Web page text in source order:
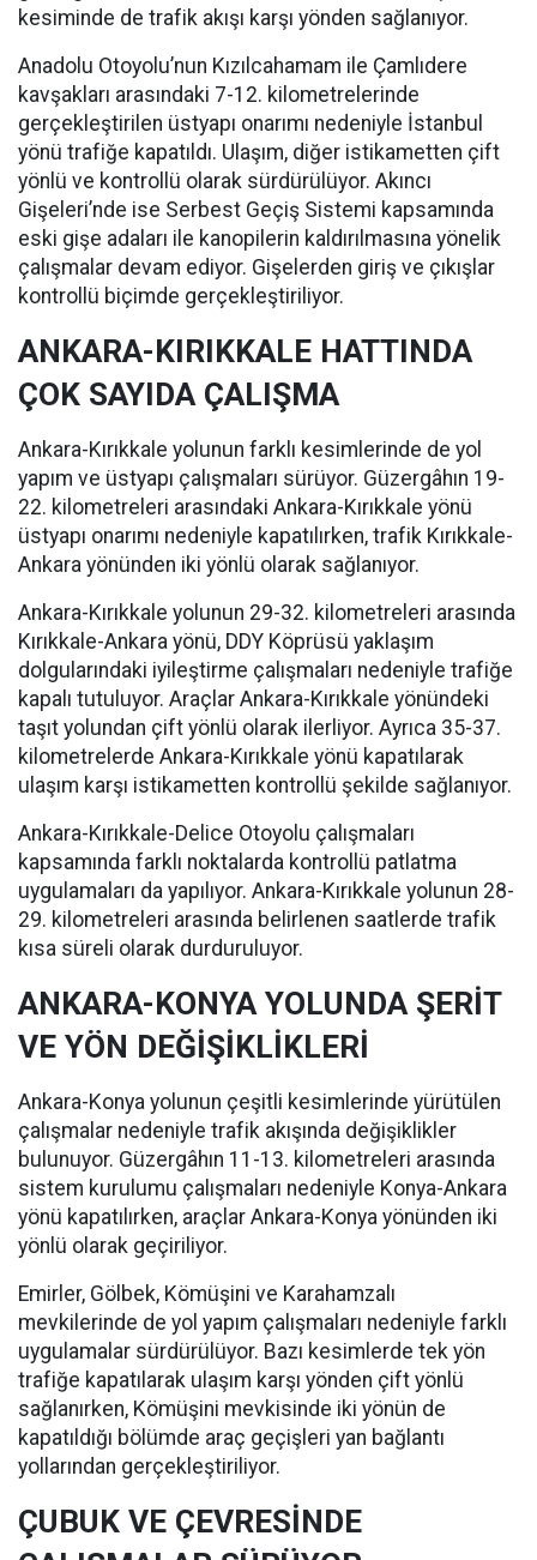
kesiminde de trafik akışı karşı yönden sağlanıyor.
Anadolu Otoyolu’nun Kızılcahamam ile Çamlıdere
kavşakları arasındaki 7-12. kilometrelerinde
gerçekleştirilen üstyapı onarımı nedeniyle İstanbul
yönü trafiğe kapatıldı. Ulaşım, diğer istikametten çift
yönlü ve kontrollü olarak sürdürülüyor. Akıncı
Gişeleri’nde ise Serbest Geçiş Sistemi kapsamında
eski gişe adaları ile kanopilerin kaldırılmasına yönelik
çalışmalar devam ediyor. Gişelerden giriş ve çıkışlar
kontrollü biçimde gerçekleştiriliyor.
ANKARA-KIRIKKALE HATTINDA
ÇOK SAYIDA ÇALIŞMA
Ankara-Kırıkkale yolunun farklı kesimlerinde de yol
yapım ve üstyapı çalışmaları sürüyor. Güzergâhın 19-
22. kilometreleri arasındaki Ankara-Kırıkkale yönü
üstyapı onarımı nedeniyle kapatılırken, trafik Kırıkkale-
Ankara yönünden iki yönlü olarak sağlanıyor.
Ankara-Kırıkkale yolunun 29-32. kilometreleri arasında
Kırıkkale-Ankara yönü, DDY Köprüsü yaklaşım
dolgularındaki iyileştirme çalışmaları nedeniyle trafiğe
kapalı tutuluyor. Araçlar Ankara-Kırıkkale yönündeki
taşıt yolundan çift yönlü olarak ilerliyor. Ayrıca 35-37.
kilometrelerde Ankara-Kırıkkale yönü kapatılarak
ulaşım karşı istikametten kontrollü şekilde sağlanıyor.
Ankara-Kırıkkale-Delice Otoyolu çalışmaları
kapsamında farklı noktalarda kontrollü patlatma
uygulamaları da yapılıyor. Ankara-Kırıkkale yolunun 28-
29. kilometreleri arasında belirlenen saatlerde trafik
kısa süreli olarak durduruluyor.
ANKARA-KONYA YOLUNDA ŞERİT
VE YÖN DEĞİŞİKLİKLERİ
Ankara-Konya yolunun çeşitli kesimlerinde yürütülen
çalışmalar nedeniyle trafik akışında değişiklikler
bulunuyor. Güzergâhın 11-13. kilometreleri arasında
sistem kurulumu çalışmaları nedeniyle Konya-Ankara
yönü kapatılırken, araçlar Ankara-Konya yönünden iki
yönlü olarak geçiriliyor.
Emirler, Gölbek, Kömüşini ve Karahamzalı
mevkilerinde de yol yapım çalışmaları nedeniyle farklı
uygulamalar sürdürülüyor. Bazı kesimlerde tek yön
trafiğe kapatılarak ulaşım karşı yönden çift yönlü
sağlanırken, Kömüşini mevkisinde iki yönün de
kapatıldığı bölümde araç geçişleri yan bağlantı
yollarından gerçekleştiriliyor.
ÇUBUK VE ÇEVRESİNDE